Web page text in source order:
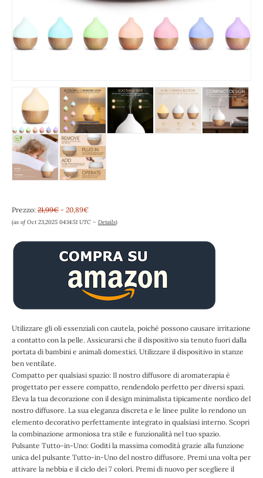
Prezzo: 21,99€ - 20,89€
(as of Oct 23,2025 04:14:51 UTC – Details)
Utilizzare gli oli essenziali con cautela, poiché possono causare irritazione
a contatto con la pelle. Assicurarsi che il dispositivo sia tenuto fuori dalla
portata di bambini e animali domestici. Utilizzare il dispositivo in stanze
ben ventilate.
Compatto per qualsiasi spazio: Il nostro diffusore di aromaterapia è
progettato per essere compatto, rendendolo perfetto per diversi spazi.
Eleva la tua decorazione con il design minimalista tipicamente nordico del
nostro diffusore. La sua eleganza discreta e le linee pulite lo rendono un
elemento decorativo perfettamente integrato in qualsiasi interno. Scopri
la combinazione armoniosa tra stile e funzionalità nel tuo spazio.
Pulsante Tutto-in-Uno: Goditi la massima comodità grazie alla funzione
unica del pulsante Tutto-in-Uno del nostro diffusore. Premi una volta per
attivare la nebbia e il ciclo dei 7 colori. Premi di nuovo per scegliere il